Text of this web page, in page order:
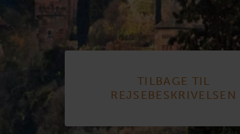
TILBAGE TIL
REJSEBESKRIVELSEN